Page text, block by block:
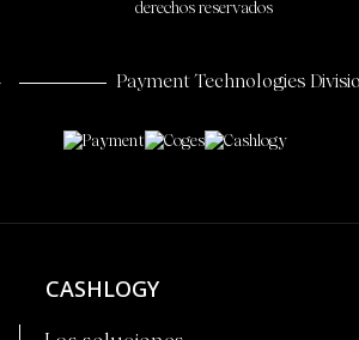
Payment Technologies
CASHLOGY